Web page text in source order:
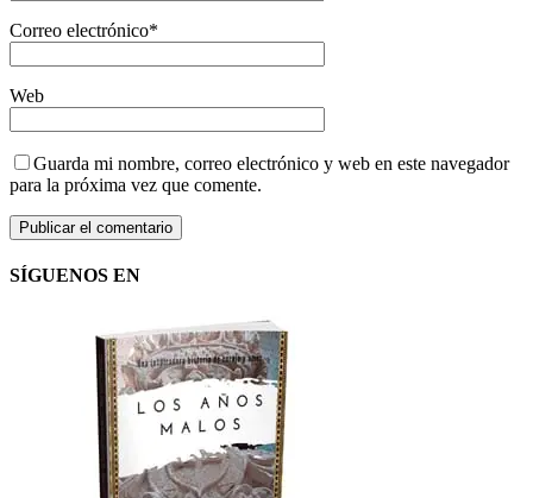
Correo electrónico*
Web
Guarda mi nombre, correo electrónico y web en este navegador
para la próxima vez que comente.
SÍGUENOS EN